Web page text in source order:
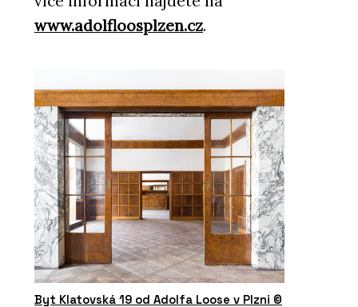
www.adolfloosplzen.cz.
Byt Klatovská 19 od Adolfa Loose v Plzni ©